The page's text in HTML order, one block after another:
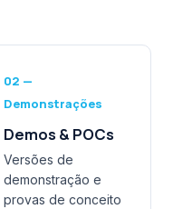
02 —
Demonstrações
Demos & POCs
Versões de
demonstração e
provas de conceito